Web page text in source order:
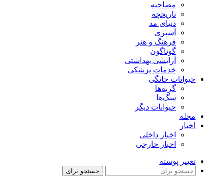
مصاحبه
تاریخچه
دنیای مد
آشپزی
فرهنگ و هنر
گوناگون
آرایشی بهداشتی
خدمات پزشکی
حیوانات خانگی
گربه‌ها
سگ‌ها
حیوانات دیگر
مجله
اخبار
اخبار داخلی
اخبار خارجی
تغییر پوسته
جستجو برای